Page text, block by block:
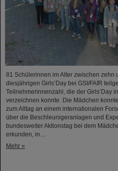
81 Schülerinnen im Alter zwischen zehn
diesjährigen Girls’Day bei GSI/FAIR
Teilnehmerinnenzahl, die der Girls’Day
verzeichnen konnte. Die Mädchen
zum Alltag an einem internationalen
über die Beschleunigeranlagen und
bundesweiter Aktionstag bei dem
erkunden, in…
Mehr »